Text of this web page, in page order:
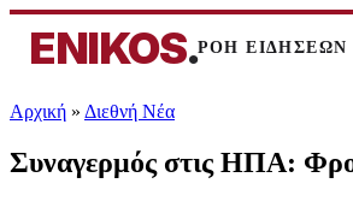
ENIKOS.ΡΟΗ ΕΙΔΗΣΕΩΝ
Αρχική » Διεθνή Νέα
Συναγερμός στις ΗΠΑ: